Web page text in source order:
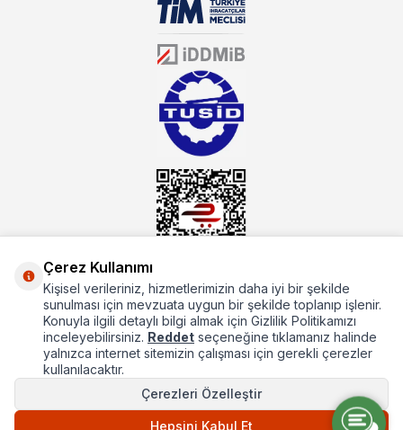
sektörün farklı alanlarında da faliyet gösteren mutbex.com,
Öztiryakiler resmi bayisidir. Öztiryakiler ürünleri üzerinde büyük bir
donanıma sahip ekibi ile müşterilerine koşulsuz destek sunan
mutbex.com ile endüstriyel mutfak malzemeleri konusunda
alacağınız hizmet standartların her zaman üstünde olacaktır.
Hakkımızda
Hızlı Erişim
Popüler Kategoriler
Çerez Kullanımı
Kişisel verileriniz, hizmetlerimizin daha iyi bir şekilde
sunulması için mevzuata uygun bir şekilde toplanıp işlenir.
Konuyla ilgili detaylı bilgi almak için Gizlilik Politikamızı
inceleyebilirsiniz. Reddet seçeneğine tıklamanız halinde
yalnızca internet sitemizin çalışması için gerekli çerezler
kullanılacaktır.
Çerezleri Özelleştir
Hepsini Kabul Et